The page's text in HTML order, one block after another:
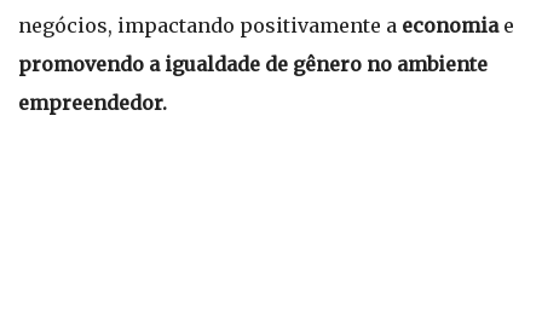
negócios, impactando positivamente a economia e
promovendo a igualdade de gênero no ambiente
empreendedor.